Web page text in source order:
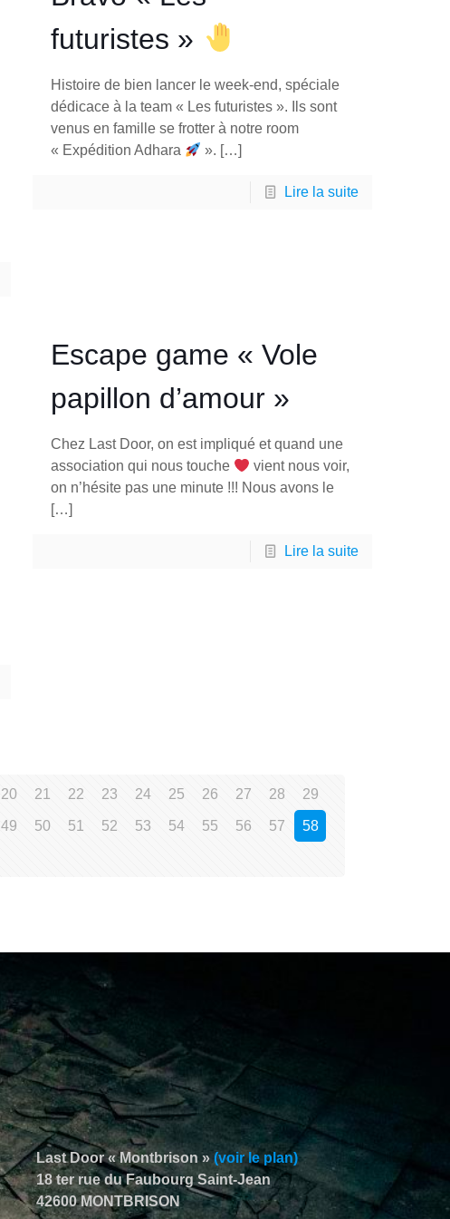
futuristes »
Histoire de bien lancer le week-end, spéciale
dédicace à la team « Les futuristes ». Ils sont
venus en famille se frotter à notre room
« Expédition Adhara
». […]
Lire la suite
Escape game « Vole
papillon d’amour »
Chez Last Door, on est impliqué et quand une
association qui nous touche
vient nous voir,
on n’hésite pas une minute !!! Nous avons le
[…]
Lire la suite
20 21 22 23 24 25 26 27 28 29
49 50 51 52 53 54 55 56 57 58
Last Door « Montbrison »(voir le plan)
18 ter rue du Faubourg Saint-Jean
42600 MONTBRISON